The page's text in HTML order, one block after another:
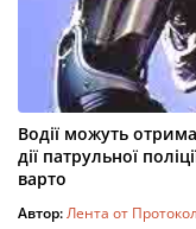
Водії можуть
дії патрульної
варто
Автор:Лента от